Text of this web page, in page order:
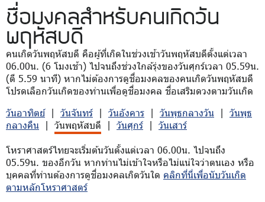
ชื่อมงคลสำหรับคนเกิดวัน
พฤหัสบดี
คนเกิดวันพฤหัสบดี คือผู้ที่เกิดในช่วงเช้าวันพฤหัสบดีตั้งแต่เวลา
06.00น. (6 โมงเช้า) ไปจนถึงช่วงใกล้รุ่งของวันศุกร์เวลา 05.59น.
(ตี 5.59 นาที) หากไม่ต้องการดูชื่อมงคลของคนเกิดวันพฤหัสบดี
โปรดเลือกวันเกิดของท่านเพื่อดูชื่อมงคล ชื่อเสริมดวงตามวันเกิด
วันอาทิตย์| วันจันทร์ | วันอังคาร | วันพุธกลางวัน | วันพุธ
กลางคืน | วันพฤหัสบดี | วันศุกร์ | วันเสาร์
โหราศาสตร์ไทยจะเริ่มต้นวันตั้งแต่เวลา 06.00น. ไปจนถึง
05.59น. ของอีกวัน หากท่านไม่เข้าใจหรือไม่แน่ใจว่าตนเอง หรือ
บุคคลที่ท่านต้องการดูชื่อมงคลเกิดวันใด คลิกที่นี่เพื่อนับวันเกิด
ตามหลักโหราศาสตร์